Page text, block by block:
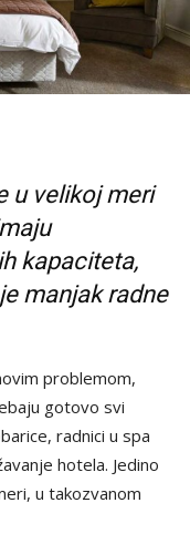
u velikoj meri
kapaciteta,
manjak radne
problemom,
gotovo svi
radnici u spa
hotela. Jedino
u takozvanom